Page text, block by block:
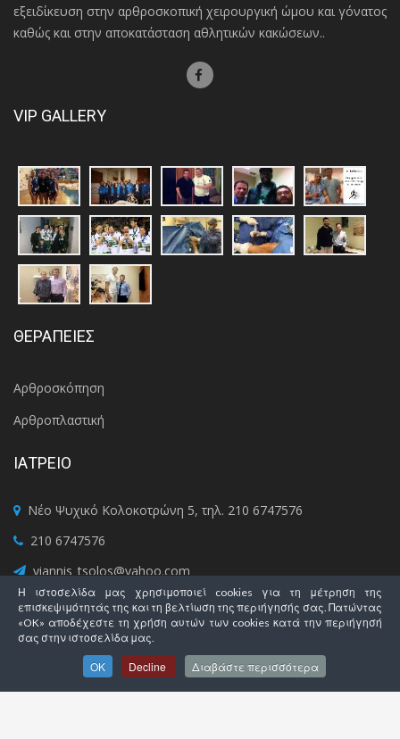
εξειδίκευση στην αρθροσκοπική χειρουργική ώμου και γόνατος
καθώς και στην αποκατάσταση αθλητικών κακώσεων..
VIP GALLERY
ΘΕΡΑΠΕΙΕΣ
Αρθροσκόπηση
Αρθροπλαστική
ΙΑΤΡΕΙΟ
Νέο Ψυχικό Κολοκοτρώνη 5, τηλ. 210 6747576
210 6747576
yiannis_tsolos@yahoo.com
+306974409040
Τρ - Πέμ - Παρ: 5:30 - 9:00
Η ιστοσελίδα μας χρησιμοποιεί cookies για τη μέτρηση της
επισκεψιμότητάς της και τη βελτίωση της περιήγησής σας. Πατώντας
«OK» αποδέχεστε τη χρήση αυτών των cookies κατά την περιήγησή
σας στην ιστοσελίδα μας.
OK Decline Διαβάστε περισσότερα